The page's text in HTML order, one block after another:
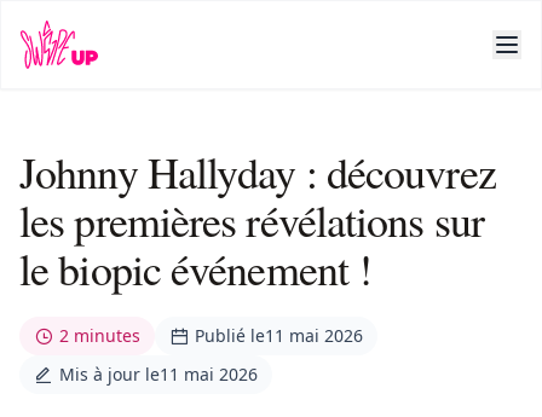
Johnny Hallyday : découvrez
les premières révélations sur
le biopic événement !
2 minutes Publié le11 mai 2026
Mis à jour le11 mai 2026